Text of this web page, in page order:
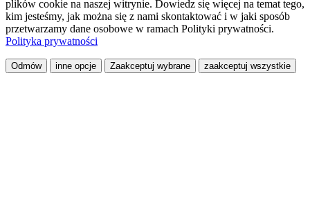
plików cookie na naszej witrynie. Dowiedz się więcej na temat tego,
kim jesteśmy, jak można się z nami skontaktować i w jaki sposób
przetwarzamy dane osobowe w ramach Polityki prywatności.
Polityka prywatności
Odmów inne opcje Zaakceptuj wybrane zaakceptuj wszystkie